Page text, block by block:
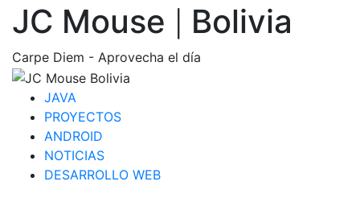
JC Mouse Bolivia
Carpe Diem - Aprovecha el día
JAVA
PROYECTOS
ANDROID
NOTICIAS
DESARROLLO WEB